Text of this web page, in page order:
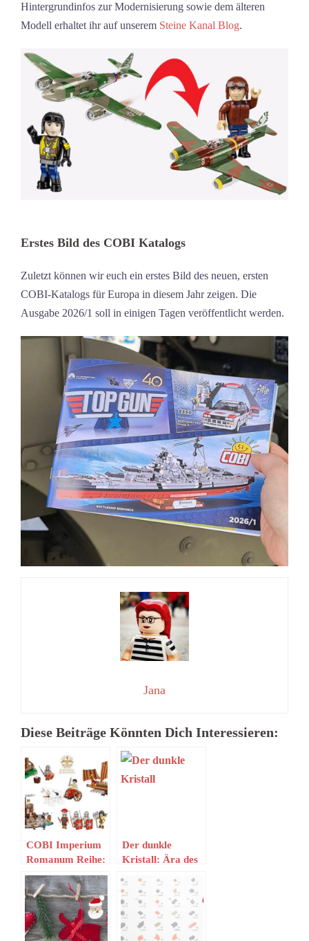
Hintergrundinfos zur Modernisierung sowie dem älteren
Modell erhaltet ihr auf unserem Steine Kanal Blog.
Erstes Bild des COBI Katalogs
Zuletzt können wir euch ein erstes Bild des neuen, ersten
COBI-Katalogs für Europa in diesem Jahr zeigen. Die
Ausgabe 2026/1 soll in einigen Tagen veröffentlicht werden.
Jana
Diese Beiträge Könnten Dich Interessieren:
COBI Imperium
Romanum Reihe:
Aktuelle Setbilder
Der dunkle
Kristall: Ära des
Tactics (PSN)